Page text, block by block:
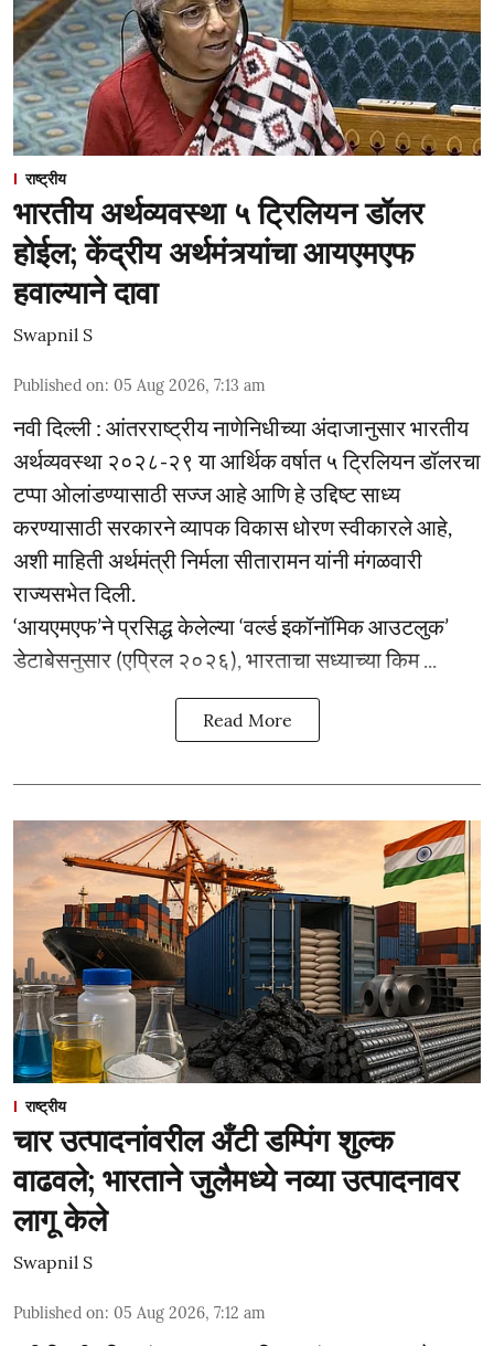
राष्ट्रीय
भारतीय अर्थव्यवस्था ५ ट्रिलियन डॉलर
होईल; केंद्रीय अर्थमंत्र्यांचा आयएमएफ
हवाल्याने दावा
Swapnil S
Published on: 05 Aug 2026, 7:13 am
नवी दिल्ली : आंतरराष्ट्रीय नाणेनिधीच्या अंदाजानुसार भारतीय
अर्थव्यवस्था २०२८-२९ या आर्थिक वर्षात ५ ट्रिलियन डॉलरचा
टप्पा ओलांडण्यासाठी सज्ज आहे आणि हे उद्दिष्ट साध्य
करण्यासाठी सरकारने व्यापक विकास धोरण स्वीकारले आहे,
अशी माहिती अर्थमंत्री निर्मला सीतारामन यांनी मंगळवारी
राज्यसभेत दिली.
‘आयएमएफ’ने प्रसिद्ध केलेल्या ‘वर्ल्ड इकॉनॉमिक आउटलुक’
डेटाबेसनुसार (एप्रिल २०२६), भारताचा सध्याच्या किम ...
Read More
राष्ट्रीय
चार उत्पादनांवरील अँटी डम्पिंग शुल्क
वाढवले; भारताने जुलैमध्ये नव्या उत्पादनावर
लागू केले
Swapnil S
Published on: 05 Aug 2026, 7:12 am